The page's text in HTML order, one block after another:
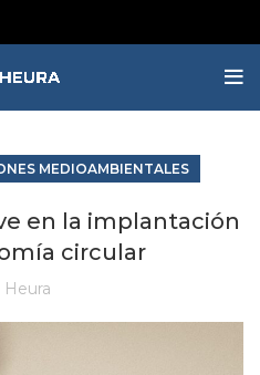
MEDIOAMBIENTALES
en la implantación
circular
Heura